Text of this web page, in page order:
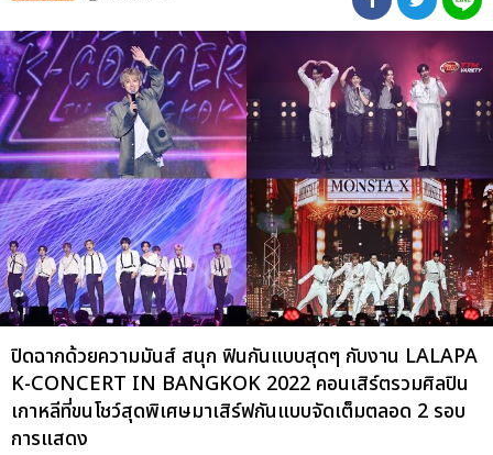
ปิดฉากด้วยความมันส์ สนุก ฟินกันแบบสุดๆ กับงาน LALAPA
K-CONCERT IN BANGKOK 2022 คอนเสิร์ตรวมศิลปิน
เกาหลีที่ขนโชว์สุดพิเศษมาเสิร์ฟกันแบบจัดเต็มตลอด 2 รอบ
การแสดง